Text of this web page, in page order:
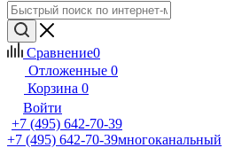
Сравнение0
Отложенные 0
Корзина 0
Войти
+7 (495) 642-70-39
+7 (495) 642-70-39многоканальный